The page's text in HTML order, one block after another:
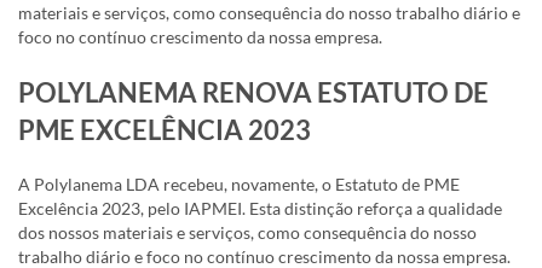
materiais e serviços, como consequência do nosso trabalho diário e
foco no contínuo crescimento da nossa empresa.
POLYLANEMA RENOVA ESTATUTO DE
PME EXCELÊNCIA 2023
A Polylanema LDA recebeu, novamente, o Estatuto de PME
Excelência 2023, pelo IAPMEI. Esta distinção reforça a qualidade
dos nossos materiais e serviços, como consequência do nosso
trabalho diário e foco no contínuo crescimento da nossa empresa.